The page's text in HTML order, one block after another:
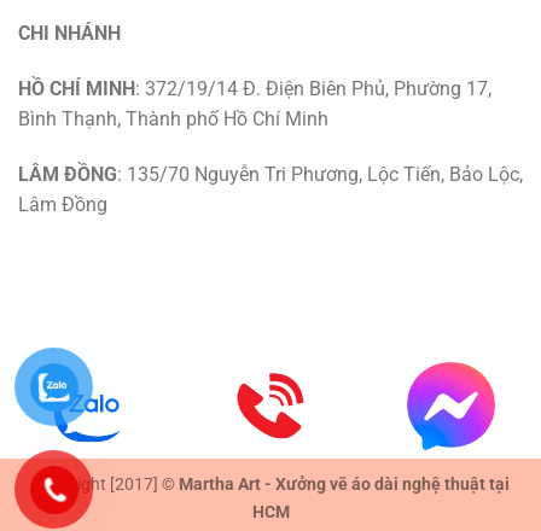
CHI NHÁNH
HỒ CHÍ MINH : 372/19/14 Đ. Điện Biên Phủ, Phường 17,
Bình Thạnh, Thành phố Hồ Chí Minh
LÂM ĐỒNG: 135/70 Nguyễn Tri Phương, Lộc Tiến, Bảo Lộc,
Lâm Đồng
Copyright [2017] © Martha Art - Xưởng vẽ áo dài nghệ thuật tại
HCM